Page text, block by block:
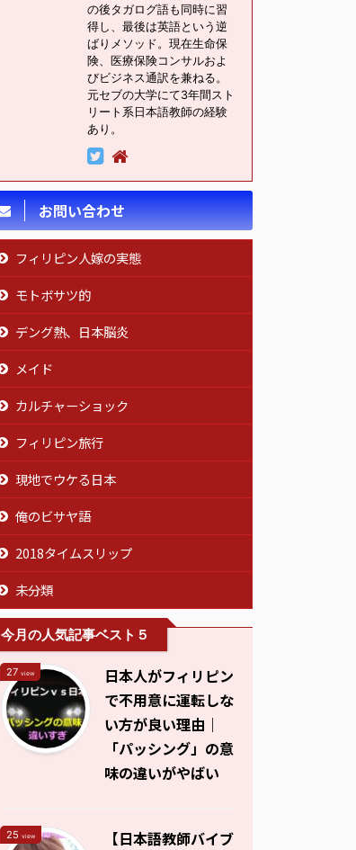
の後タガログ語も同時に習
得し、最後は英語という逆
ばりメソッド。現在生命保
険、医療保険コンサルおよ
びビジネス通訳を兼ねる。
元セブの大学にて3年間スト
リート系日本語教師の経験
あり。
お問い合わせ
フィリピン人嫁の実態
モトボサツ的
デング熱、日本脳炎
メイド
カルチャーショック
フィリピン旅行
現地でウケる日本
俺のビサヤ語
2018タイムスリップ
未分類
今月の人気記事ベスト５
27 view
日本人がフィリピン
で不用意に運転しな
い方が良い理由｜
「パッシング」の意
味の違いがやばい
25 view
【日本語教師バイブ